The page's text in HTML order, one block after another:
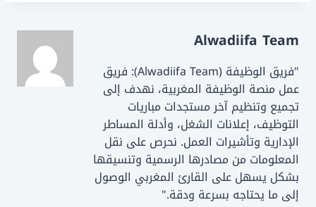
Alwadiifa Team
"فريق الوظيفة (Alwadiifa Team): فريق
عمل منصة الوظيفة المغربية، نهدف إلى
تجميع وتنظيم آخر مستجدات مباريات
التوظيف، إعلانات الشغل، وأدلة المساطر
الإدارية وتأشيرات العمل. نحرص على نقل
المعلومات من مصادرها الرسمية وتنسيقها
بشكل يسهل على القارئ المغربي الوصول
إلى ما يحتاجه بسرعة ودقة."